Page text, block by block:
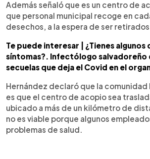
Además señaló que es un centro de
que personal municipal recoge en
desechos, a la espera de ser
Te puede interesar | ¿Tienes algunos
síntomas?. Infectólogo salvadoreño
secuelas que deja el Covid en el
Hernández declaró que la
es que el centro de acopio sea
ubicado a más de un kilómetro de
no es viable porque algunos
problemas de salud.